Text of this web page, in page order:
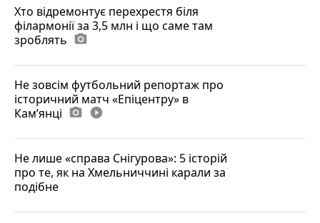
Хто відремонтує перехрестя біля
філармонії за 3,5 млн і що саме там
зроблять photo_camera
Не зовсім футбольний репортаж про
історичний матч «Епіцентру» в
Камʼянці photo_camera play_circle_filled
Не лише «справа Снігурова»: 5 історій
про те, як на Хмельниччині карали за
подібне